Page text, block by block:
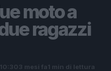
moto a
ragazzi
3 mesi fa 1 min di lettura